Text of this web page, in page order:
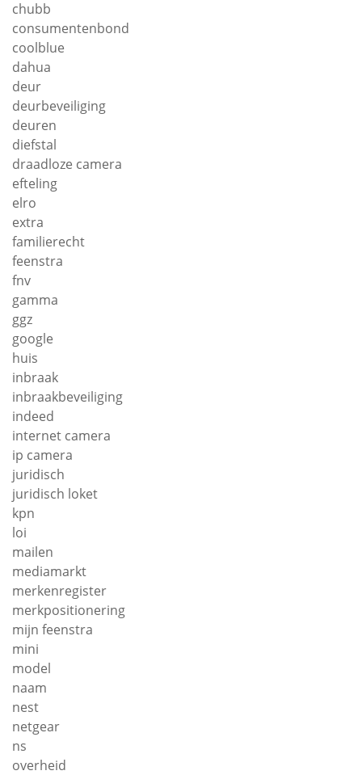
chubb
consumentenbond
coolblue
dahua
deur
deurbeveiliging
deuren
diefstal
draadloze camera
efteling
elro
extra
familierecht
feenstra
fnv
gamma
ggz
google
huis
inbraak
inbraakbeveiliging
indeed
internet camera
ip camera
juridisch
juridisch loket
kpn
loi
mailen
mediamarkt
merkenregister
merkpositionering
mijn feenstra
mini
model
naam
nest
netgear
ns
overheid